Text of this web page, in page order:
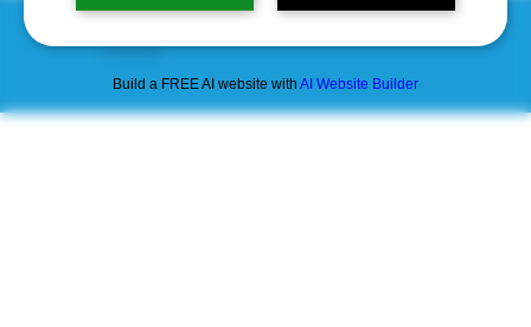
Build a FREE AI website with AI Website Builder